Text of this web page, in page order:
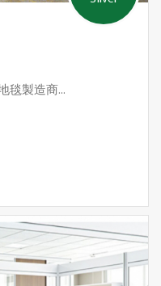
毯製造商...